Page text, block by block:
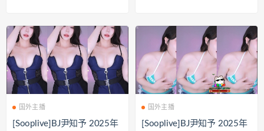
国外主播
[Sooplive]BJ尹知予 2025年
国外主播
[Sooplive]BJ尹知予 2025年